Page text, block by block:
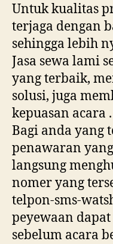
Untuk kualitas
terjaga dengan
sehingga lebih
Jasa sewa lami
yang terbaik,
solusi, juga
kepuasan acara .
Bagi anda yang
penawaran
langsung
nomer yang
telpon-sms-
peyewaan
sebelum acara